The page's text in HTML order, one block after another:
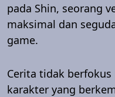
pada Shin, seorang
maksimal dan
game.
Cerita tidak
karakter yang